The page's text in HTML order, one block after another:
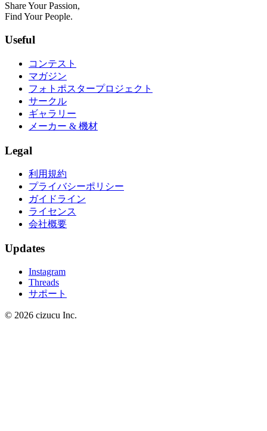
Share Your Passion,
Find Your People.
Useful
コンテスト
マガジン
フォトポスタープロジェクト
サークル
ギャラリー
メーカー & 機材
Legal
利用規約
プライバシーポリシー
ガイドライン
ライセンス
会社概要
Updates
Instagram
Threads
サポート
© 2026 cizucu Inc.